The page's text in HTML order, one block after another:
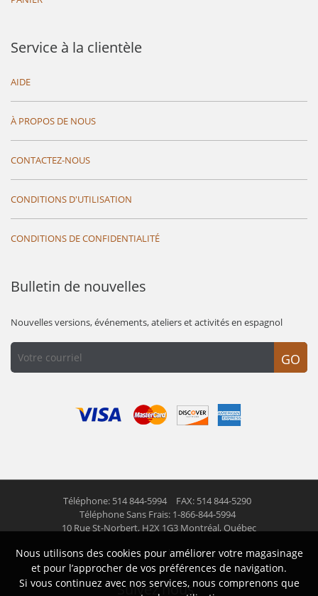
Service à la clientèle
AIDE
À PROPOS DE NOUS
CONTACTEZ-NOUS
CONDITIONS D'UTILISATION
CONDITIONS DE CONFIDENTIALITÉ
Bulletin de nouvelles
Nouvelles versions, événements, ateliers et activités en espagnol
GO
Téléphone: 514 844-5994
FAX: 514 844-5290
Téléphone Sans Frais: 1-866-844-5994
10 Rue St-Norbert, H2X 1G3 Montréal, Québec
© 2026 Las Americas inc. Tous droits réservés
Suivez nous
Nous utilisons des cookies pour améliorer votre magasinage
et pour l’approcher de vos préférences de navigation.
Si vous continuez avec nos services, nous comprenons que